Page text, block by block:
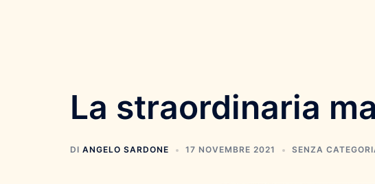
La straordinaria
DI ANGELO SARDONE 17 NOVEMBRE 2021 SENZA